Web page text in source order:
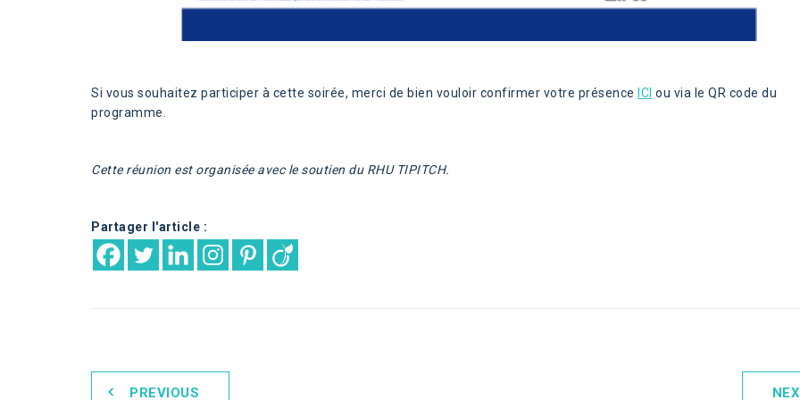
Si vous souhaitez participer à cette soirée, merci de bien vouloir confirmer votre présence ICI ou via le QR code du
programme.
Cette réunion est organisée avec le soutien du RHU TIPITCH.
Partager l'article :
PREVIOUS